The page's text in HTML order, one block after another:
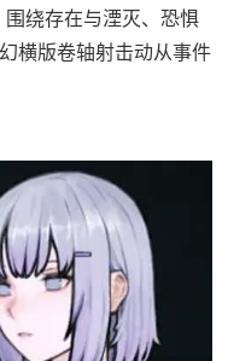
绕存在与湮灭、恐惧
横版卷轴射击动从事件